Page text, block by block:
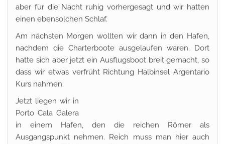
aber für die Nacht ruhig vorhergesagt und wir hatten
einen ebensolchen Schlaf.
Am nächsten Morgen wollten wir dann in den Hafen,
nachdem die Charterboote ausgelaufen waren. Dort
hatte sich aber jetzt ein Ausflugsboot breit gemacht, so
dass wir etwas verfrüht Richtung Halbinsel Argentario
Kurs nahmen.
Jetzt liegen wir in
Porto Cala Galera
in einem Hafen, den die reichen Römer als
Ausgangspunkt nehmen. Reich muss man hier auch